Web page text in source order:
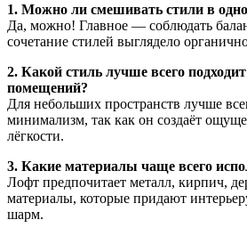
1. Можно ли смешивать стили в
Да, можно! Главное — соблюдать
сочетание стилей выглядело
2. Какой стиль лучше всего
помещений?
Для небольших пространств лучше
минимализм, так как он создаёт
лёгкости.
3. Какие материалы чаще всего
Лофт предпочитает металл, кирпич,
материалы, которые придают
шарм.